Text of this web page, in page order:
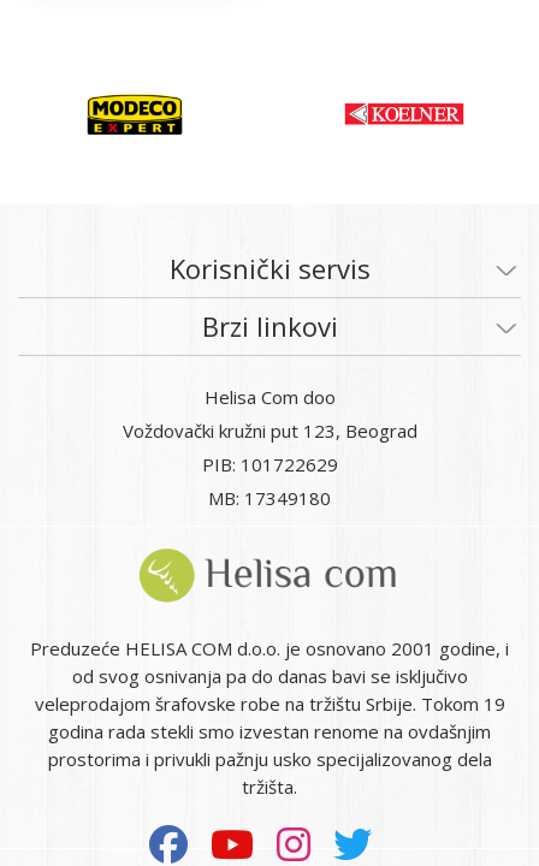
Korisnički servis
Brzi linkovi
Helisa Com doo
Voždovački kružni put 123, Beograd
PIB: 101722629
MB: 17349180
Preduzeće HELISA COM d.o.o. je osnovano 2001 godine, i
od svog osnivanja pa do danas bavi se isključivo
veleprodajom šrafovske robe na tržištu Srbije. Tokom 19
godina rada stekli smo izvestan renome na ovdašnjim
prostorima i privukli pažnju usko specijalizovanog dela
tržišta.